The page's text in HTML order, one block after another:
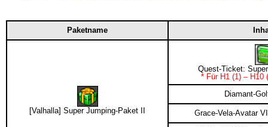
Paketname
[Valhalla] Super Jumping-Paket II
Quest-Ticket:
* Für H1 (1) – H10
Diamant-
Grace-Vela-Avatar